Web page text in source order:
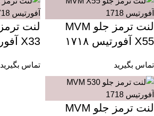
لنت ترمز جلو MVM
X55 آفورتیس ۱۷۱۸
تماس بگیرید
X33 آفورتیس ۱۷۱۸
تماس بگیرید
لنت ترمز جلو MVM